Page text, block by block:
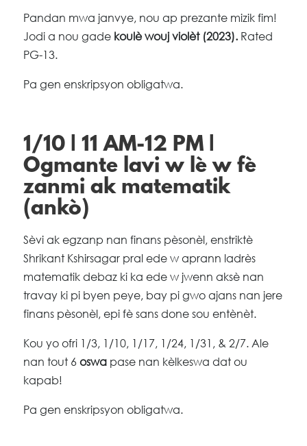
Pandan mwa janvye, nou ap prezante mizik fim!
Jodi a nou gade koulè wouj violèt (2023).Rated
PG-13.
Pa gen enskripsyon obligatwa.
1/10 | 11 AM-12 PM |
Ogmante lavi w lè w fè
zanmi ak matematik
(ankò)
Sèvi ak egzanp nan finans pèsonèl, enstriktè
Shrikant Kshirsagar pral ede w aprann ladrès
matematik debaz ki ka ede w jwenn aksè nan
travay ki pi byen peye, bay pi gwo ajans nan jere
finans pèsonèl, epi fè sans done sou entènèt.
Kou yo ofri 1/3, 1/10, 1/17, 1/24, 1/31, & 2/7. Ale
nan tout 6 oswapase nan kèlkeswa dat ou
kapab!
Pa gen enskripsyon obligatwa.